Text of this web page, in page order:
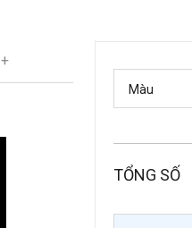
TỔNG SỐ